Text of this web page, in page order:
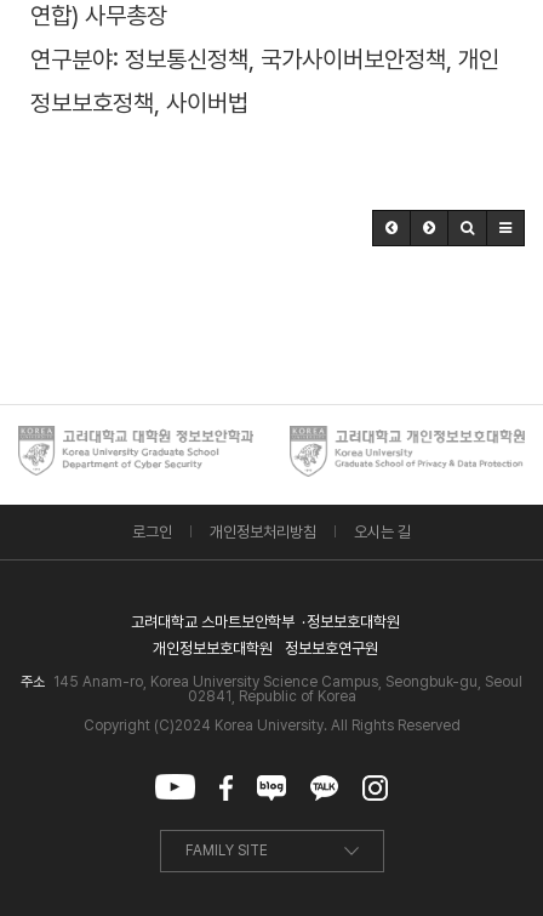
연합) 사무총장
연구분야: 정보통신정책, 국가사이버보안정책, 개인
정보보호정책, 사이버법
로그인 개인정보처리방침 오시는 길
고려대학교 스마트보안학부
정보보호대학원
개인정보보호대학원
정보보호연구원
주소 145 Anam-ro, Korea University Science Campus, Seongbuk-gu, Seoul
02841, Republic of Korea
Copyright (C)2024 Korea University. All Rights Reserved